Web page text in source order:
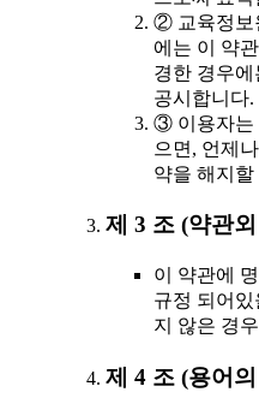
② 교육정보
에는 이 약
경한 경우
공시합니다.
③ 이용자는
으면, 언제
약을 해지
제 3 조 (약관
이 약관에
규정 되어
지 않은 경
제 4 조 (용어